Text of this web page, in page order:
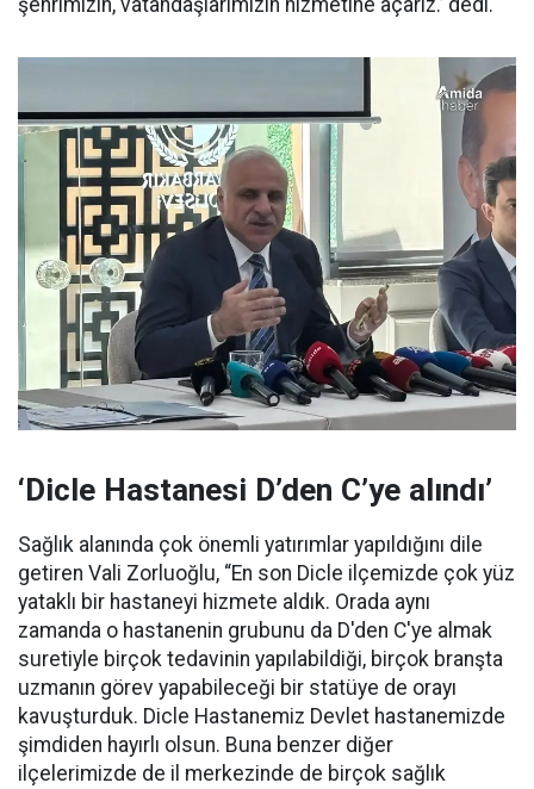
‘Dicle Hastanesi D’den C’ye alındı’
Sağlık alanında çok önemli yatırımlar yapıldığını dile
getiren Vali Zorluoğlu, “En son Dicle ilçemizde çok yüz
yataklı bir hastaneyi hizmete aldık. Orada aynı
zamanda o hastanenin grubunu da D'den C'ye almak
suretiyle birçok tedavinin yapılabildiği, birçok branşta
uzmanın görev yapabileceği bir statüye de orayı
kavuşturduk. Dicle Hastanemiz Devlet hastanemizde
şimdiden hayırlı olsun. Buna benzer diğer
ilçelerimizde de il merkezinde de birçok sağlık